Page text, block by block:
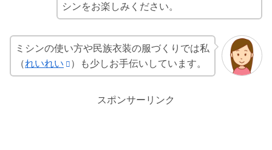
シンをお楽しみください。
ミシンの使い方や民族衣装の服づくりでは私
（れいれい ）も少しお手伝いしています。
スポンサーリンク